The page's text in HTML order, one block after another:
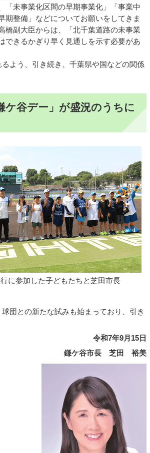
「未事業化区間の早期事業化」「事業中
期整備」などについてお願いをしてきま
橋副大臣からは、「北千葉道路の未事業
できるかぎり早く見通しを示す必要があ
よう、引き続き、千葉県や国などの関係
ケ谷デー」が盛況のうちに
に参加した子どもたちと芝田市長
団との新たな試みも始まっており、引き
令和7年9月15日
鎌ケ谷市長 芝田 裕美